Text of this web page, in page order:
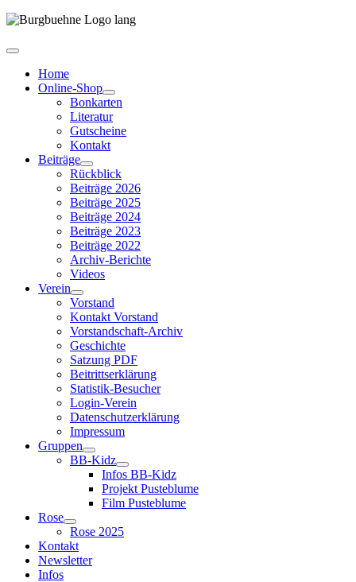
Home
Online-Shop
Bonkarten
Literatur
Gutscheine
Kontakt
Beiträge
Rückblick
Beiträge 2026
Beiträge 2025
Beiträge 2024
Beiträge 2023
Beiträge 2022
Archiv-Berichte
Videos
Verein
Vorstand
Kontakt Vorstand
Vorstandschaft-Archiv
Geschichte
Satzung PDF
Beitrittserklärung
Statistik-Besucher
Login-Verein
Datenschutzerklärung
Impressum
Gruppen
BB-Kidz
Infos BB-Kidz
Projekt Pusteblume
Film Pusteblume
Rose
Rose 2025
Kontakt
Newsletter
Infos